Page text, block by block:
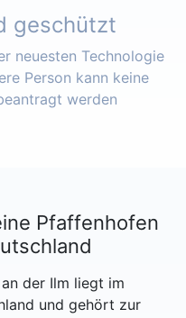
geschützt
neuesten Technologie
Person kann keine
werden
Pfaffenhofen
der Ilm liegt im
und gehört zur